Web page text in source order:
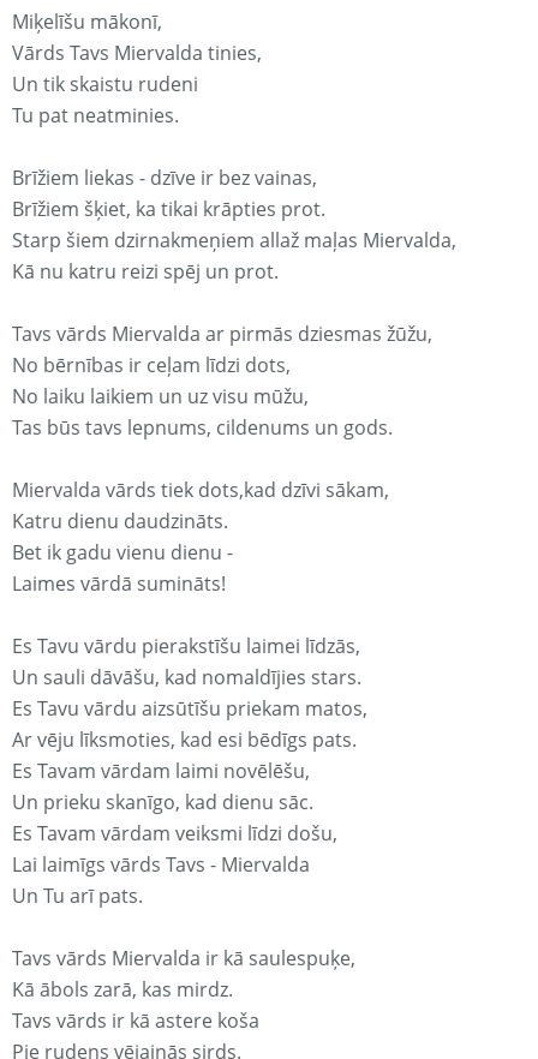
Miķelīšu mākonī,
Vārds Tavs Miervalda tinies,
Un tik skaistu rudeni
Tu pat neatminies.
Brīžiem liekas - dzīve ir bez vainas,
Brīžiem šķiet, ka tikai krāpties prot.
Starp šiem dzirnakmeņiem allaž maļas Miervalda,
Kā nu katru reizi spēj un prot.
Tavs vārds Miervalda ar pirmās dziesmas žūžu,
No bērnības ir ceļam līdzi dots,
No laiku laikiem un uz visu mūžu,
Tas būs tavs lepnums, cildenums un gods.
Miervalda vārds tiek dots,kad dzīvi sākam,
Katru dienu daudzināts.
Bet ik gadu vienu dienu -
Laimes vārdā sumināts!
Es Tavu vārdu pierakstīšu laimei līdzās,
Un sauli dāvāšu, kad nomaldījies stars.
Es Tavu vārdu aizsūtīšu priekam matos,
Ar vēju līksmoties, kad esi bēdīgs pats.
Es Tavam vārdam laimi novēlēšu,
Un prieku skanīgo, kad dienu sāc.
Es Tavam vārdam veiksmi līdzi došu,
Lai laimīgs vārds Tavs - Miervalda
Un Tu arī pats.
Tavs vārds Miervalda ir kā saulespuķe,
Kā ābols zarā, kas mirdz.
Tavs vārds ir kā astere koša
Pie rudens vējainās sirds.